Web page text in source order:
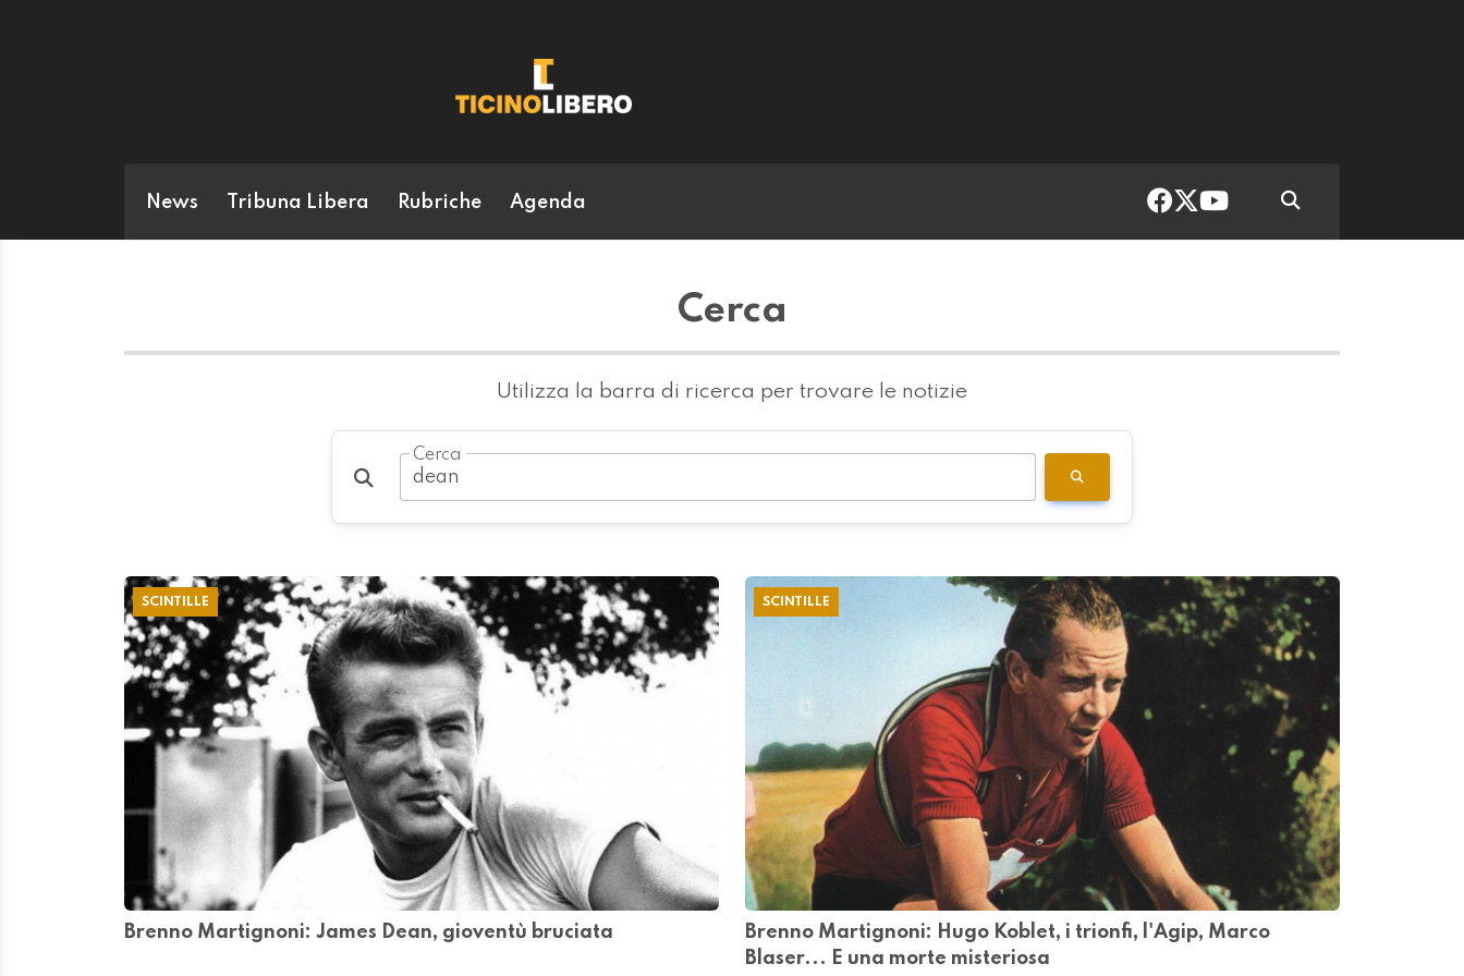
News Tribuna Libera Rubriche Agenda
Cerca
Utilizza la barra di ricerca per trovare le notizie
Cerca
SCINTILLE
Brenno Martignoni: James Dean, gioventù bruciata
SCINTILLE
Brenno Martignoni: Hugo Koblet, i trionfi, l'Agip, Marco
Blaser... E una morte misteriosa